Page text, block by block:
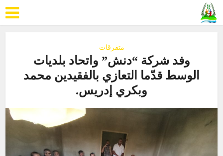
متفرقات
وفد شركة “دنش” واتحاد بلديات
الوسط قدّما التعازي بالفقيدين محمد
وبكري إدريس.